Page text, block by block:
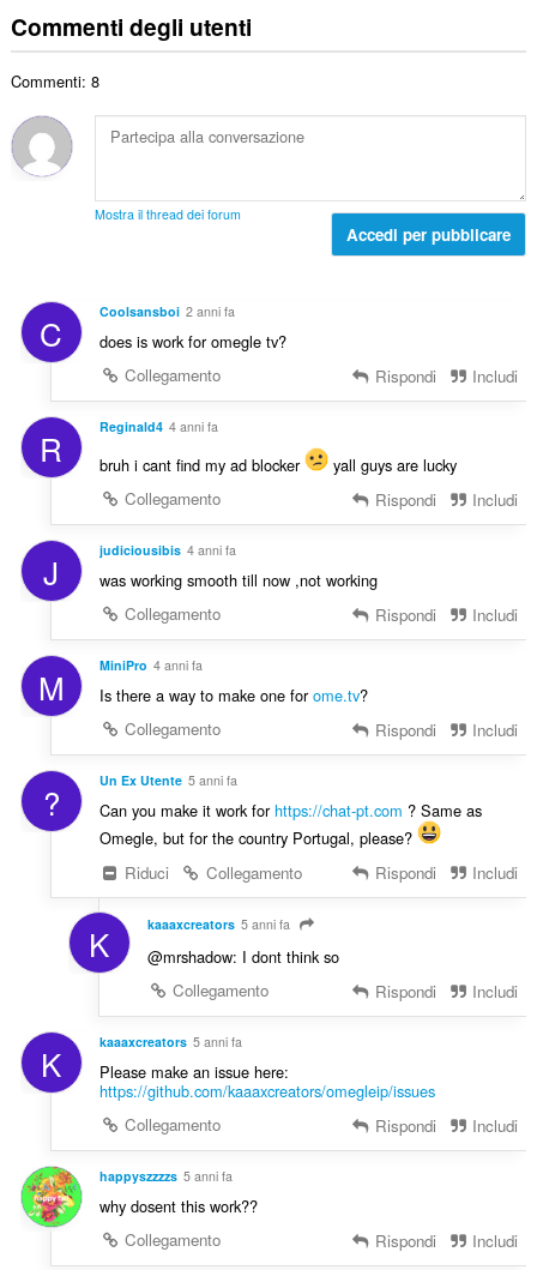
:u
d
i
:
d
i
u
z
i
o
t
e
d
i
z
i
m
e
t
o
l
g
u
d
i
z
:
Commenti degli utenti
Commenti: 8
Mostra il thread dei forum
Accedi per pubblicare
C Coolsansboi 2 anni fa
does is work for omegle tv?
Collegamento
Rispondi Includi
R Reginald4 4 anni fa
bruh i cant find my ad blocker
yall guys are lucky
Collegamento
Rispondi Includi
J judiciousibis 4 anni fa
was working smooth till now ,not working
Collegamento
Rispondi Includi
M MiniPro 4 anni fa
Is there a way to make one forome.tv?
Collegamento
Rispondi Includi
? Un Ex Utente 5 anni fa
Can you make it work forhttps://chat-pt.com ? Same as
Omegle, but for the country Portugal, please?
Riduci
Collegamento Rispondi Includi
K kaaaxcreators 5 anni fa
@mrshadow: I dont think so
Collegamento
Rispondi Includi
K kaaaxcreators 5 anni fa
Please make an issue here:
https://github.com/kaaaxcreators/omegleip/issues
Collegamento
Rispondi Includi
happyszzzzs 5 anni fa
why dosent this work??
Collegamento
Rispondi Includi